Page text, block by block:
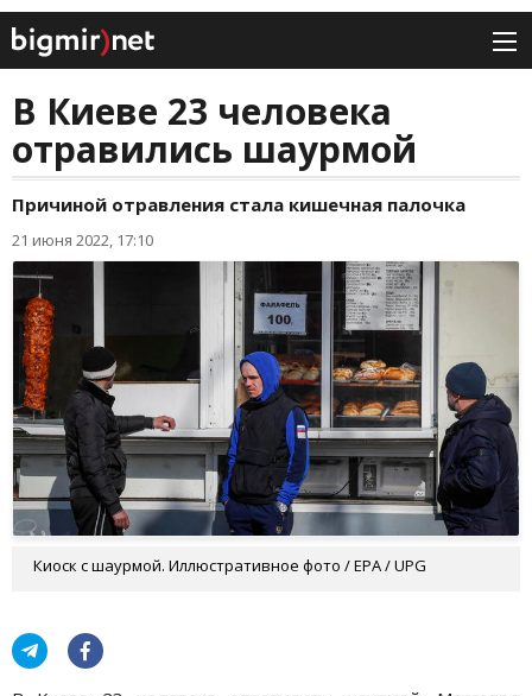
В Киеве 23 человека
отравились шаурмой
Причиной отравления стала кишечная палочка
21 июня 2022, 17:10
Киоск с шаурмой. Иллюстративное фото / EPA / UPG